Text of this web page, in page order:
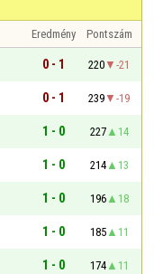
Eredmény
Pontszám
0 - 1 220
-21
0 - 1 239
-19
1 - 0 227
14
1 - 0 214
13
1 - 0 196
18
1 - 0 185
11
1 - 0 174
11